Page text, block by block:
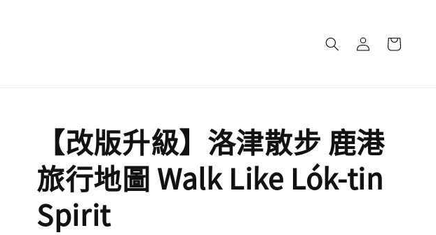
【改版升級】洛津散步 鹿港
旅行地圖 Walk Like Lók-tin
Spirit